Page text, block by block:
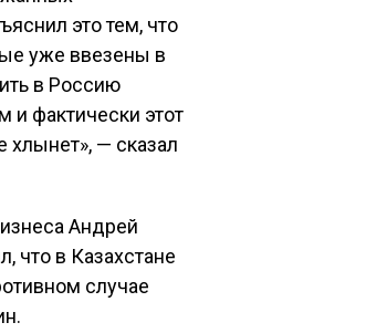
это тем, что
уже ввезены в
в Россию
фактически этот
хлынет», — сказал
Андрей
что в Казахстане
случае